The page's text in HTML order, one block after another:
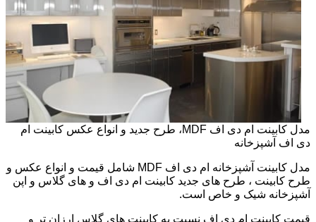
مدل کابینت ام دی اف MDF، طرح جدید و انواع عکس کابینت ام
دی اف آشپزخانه
مدل کابینت آشپزخانه ام دی اف MDF شامل قیمت و انواع عکس و
طرح کابینت ، طرح های جدید کابینت ام دی اف و های گلاس و اپن
آشپزخانه شیک و خاص است.
قیمت کابینت ام دی اف نسبت به کابینت های گلاس ارزان تر و